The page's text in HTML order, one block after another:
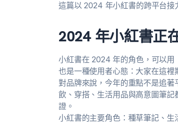
這篇以 2024 年小紅書的跨平台接
2024 年小紅書正
小紅書在 2024 年的角色，可以用
也是一種使用者心態：大家在這裡
對品牌來說，今年的重點不是追
飲、穿搭、生活用品與高意圖筆
證。
小紅書的主要角色：種草筆記、生